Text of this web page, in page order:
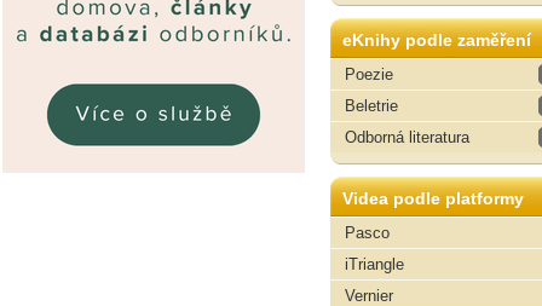
eKnihy podle zaměření
Poezie
Beletrie
Odborná literatura
Videa podle platformy
Pasco
iTriangle
Vernier